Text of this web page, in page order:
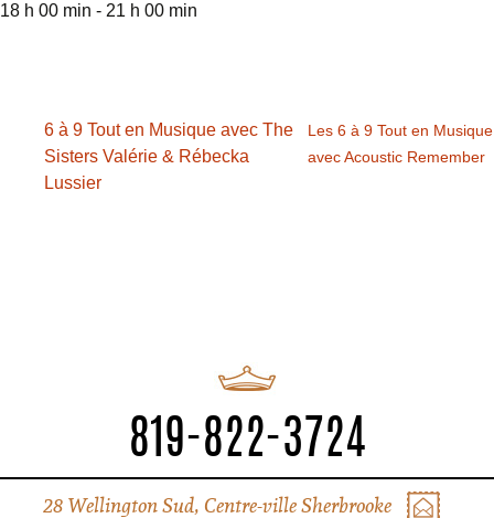
18 h 00 min - 21 h 00 min
6 à 9 Tout en Musique avec The
Sisters Valérie & Rébecka
Lussier
Les 6 à 9 Tout en Musique
avec Acoustic Remember
819-822-3724
28 Wellington Sud, Centre-ville Sherbrooke